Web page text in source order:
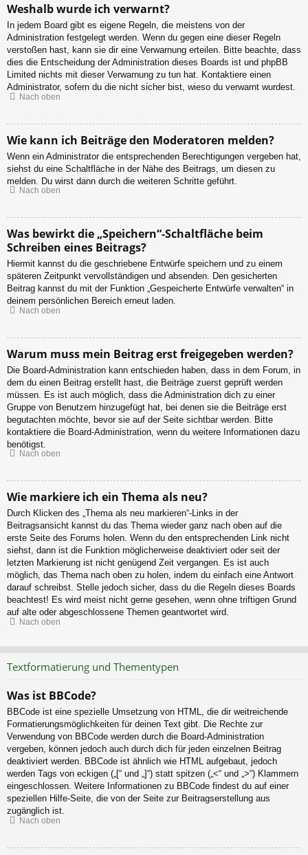
Weshalb wurde ich verwarnt?
In jedem Board gibt es eigene Regeln, die meistens von der
Administration festgelegt werden. Wenn du gegen eine dieser Regeln
verstoßen hast, kann sie dir eine Verwarnung erteilen. Bitte beachte, dass
dies die Entscheidung der Administration dieses Boards ist und phpBB
Limited nichts mit dieser Verwarnung zu tun hat. Kontaktiere einen
Administrator, sofern du die nicht sicher bist, wieso du verwarnt wurdest.
Nach oben
Wie kann ich Beiträge den Moderatoren melden?
Wenn ein Administrator die entsprechenden Berechtigungen vergeben hat,
siehst du eine Schaltfläche in der Nähe des Beitrags, um diesen zu
melden. Du wirst dann durch die weiteren Schritte geführt.
Nach oben
Was bewirkt die „Speichern“-Schaltfläche beim
Schreiben eines Beitrags?
Hiermit kannst du die geschriebene Entwürfe speichern und zu einem
späteren Zeitpunkt vervollständigen und absenden. Den gesicherten
Beitrag kannst du mit der Funktion „Gespeicherte Entwürfe verwalten“ in
deinem persönlichen Bereich erneut laden.
Nach oben
Warum muss mein Beitrag erst freigegeben werden?
Die Board-Administration kann entschieden haben, dass in dem Forum, in
dem du einen Beitrag erstellt hast, die Beiträge zuerst geprüft werden
müssen. Es ist auch möglich, dass die Administration dich zu einer
Gruppe von Benutzern hinzugefügt hat, bei denen sie die Beiträge erst
begutachten möchte, bevor sie auf der Seite sichtbar werden. Bitte
kontaktiere die Board-Administration, wenn du weitere Informationen dazu
benötigst.
Nach oben
Wie markiere ich ein Thema als neu?
Durch Klicken des „Thema als neu markieren“-Links in der
Beitragsansicht kannst du das Thema wieder ganz nach oben auf die
erste Seite des Forums holen. Wenn du den entsprechenden Link nicht
siehst, dann ist die Funktion möglicherweise deaktiviert oder seit der
letzten Markierung ist nicht genügend Zeit vergangen. Es ist auch
möglich, das Thema nach oben zu holen, indem du einfach eine Antwort
darauf schreibst. Stelle jedoch sicher, dass du die Regeln dieses Boards
beachtest! Es wird meist nicht gerne gesehen, wenn ohne triftigen Grund
auf alte oder abgeschlossene Themen geantwortet wird.
Nach oben
Textformatierung und Thementypen
Was ist BBCode?
BBCode ist eine spezielle Umsetzung von HTML, die dir weitreichende
Formatierungsmöglichkeiten für deinen Text gibt. Die Rechte zur
Verwendung von BBCode werden durch die Board-Administration
vergeben, können jedoch auch durch dich für jeden einzelnen Beitrag
deaktiviert werden. BBCode ist ähnlich wie HTML aufgebaut, jedoch
werden Tags von eckigen („[“ und „]“) statt spitzen („<“ und „>“) Klammern
eingeschlossen. Weitere Informationen zu BBCode findest du auf einer
speziellen Hilfe-Seite, die von der Seite zur Beitragserstellung aus
zugänglich ist.
Nach oben